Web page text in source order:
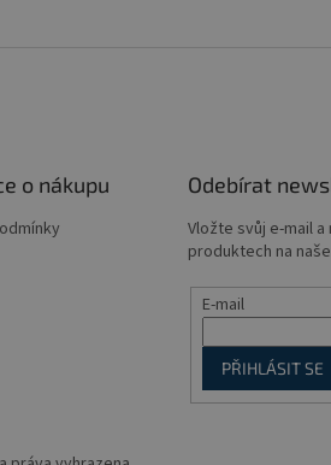
o nákupu Odebírat
Vložte svůj e-mail
produktech na
E-mail
PŘIHLÁSIT SE